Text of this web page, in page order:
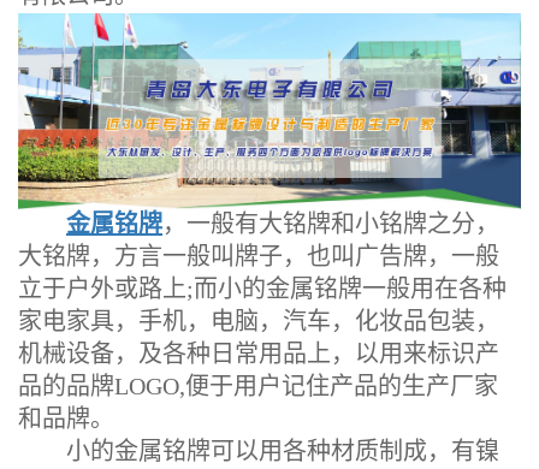
金属铭牌，一般有大铭牌和小铭牌之分，
大铭牌，方言一般叫牌子，也叫广告牌，一般
立于户外或路上;而小的金属铭牌一般用在各种
家电家具，手机，电脑，汽车，化妆品包装，
机械设备，及各种日常用品上，以用来标识产
品的品牌LOGO,便于用户记住产品的生产厂家
和品牌。
小的金属铭牌可以用各种材质制成，有镍